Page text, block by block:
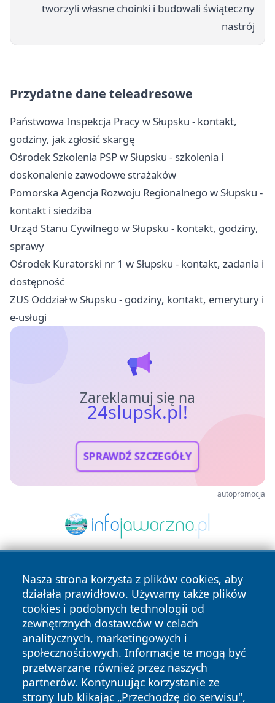
tworzyli własne choinki i budowali świąteczny
nastrój
Przydatne dane teleadresowe
Państwowa Inspekcja Pracy w Słupsku - kontakt,
godziny, jak zgłosić skargę
Ośrodek Szkolenia PSP w Słupsku - szkolenia i
doskonalenie zawodowe strażaków
Pomorska Agencja Rozwoju Regionalnego w Słupsku -
kontakt i siedziba
Urząd Stanu Cywilnego w Słupsku - kontakt, godziny,
sprawy
Ośrodek Kuratorski nr 1 w Słupsku - kontakt, zadania i
dostępność
ZUS Oddział w Słupsku - godziny, kontakt, emerytury i
e-usługi
Zareklamuj się na
24slupsk.pl!
SPRAWDŹ SZCZEGÓŁY
autopromocja
Nasza strona korzysta z plików cookies, aby
działała prawidłowo. Używamy także plików
cookies i podobnych technologii od
zewnętrznych dostawców w celach
analitycznych, marketingowych i
społecznościowych. Informacje te mogą być
przetwarzane również przez naszych
partnerów. Kontynuując korzystanie ze
strony lub klikając „Przechodzę do serwisu",
Copyright © 2026 24slupsk.pl Wszystkie prawa zastrzeżone.
News Autorzy
Polityka
Prywatności
Polityka
Cookies